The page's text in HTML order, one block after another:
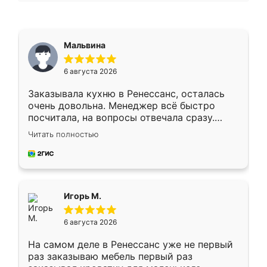
Мальвина
6 августа 2026
Заказывала кухню в Ренессанс, осталась
очень довольна. Менеджер всё быстро
посчитала, на вопросы отвечала сразу.
Замерщик приехал в субботу, подошёл к
делу со всей ответственностью. Собрали
за день, ребята работали аккуратно, даже
Читать полностью
Игорь М.
6 августа 2026
На самом деле в Ренессанс уже не первый
раз заказываю мебель первый раз